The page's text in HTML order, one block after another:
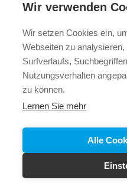
Wir verwenden
Wir setzen Cookies ein,
Webseiten zu
Surfverlaufs,
Nutzungsverhalten
zu können.
Lernen Sie mehr
Alle
2025 © Vollbad